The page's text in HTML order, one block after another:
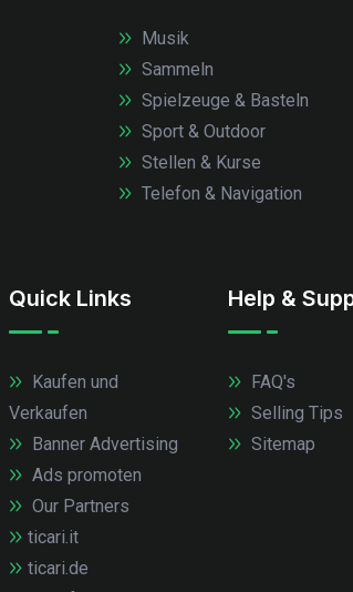
Musik
Sammeln
Spielzeuge & Basteln
Sport & Outdoor
Stellen & Kurse
Telefon & Navigation
Quick Links
Kaufen und
Verkaufen
Banner Advertising
Ads promoten
Our Partners
ticari.it
ticari.de
Help &
FAQ's
Selling Tips
Sitemap